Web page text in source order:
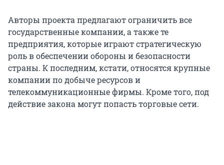
Авторы проекта предлагают ограничить все
государственные компании, а также те
предприятия, которые играют стратегическую
роль в обеспечении обороны и безопасности
страны. К последним, кстати, относятся крупные
компании по добыче ресурсов и
телекоммуникационные фирмы. Кроме того, под
действие закона могут попасть торговые сети.